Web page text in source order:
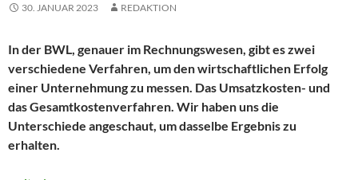
30. JANUAR 2023 REDAKTION
In der BWL, genauer im Rechnungswesen, gibt es zwei
verschiedene Verfahren, um den wirtschaftlichen Erfolg
einer Unternehmung zu messen. Das Umsatzkosten- und
das Gesamtkostenverfahren. Wir haben uns die
Unterschiede angeschaut, um dasselbe Ergebnis zu
erhalten.